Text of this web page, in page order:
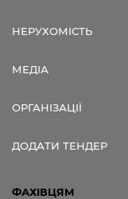
НЕРУХОМІСТЬ
МЕДІА
ОРГАНІЗАЦІЇ
ДОДАТИ ТЕНДЕР
ФАХІВЦЯМ